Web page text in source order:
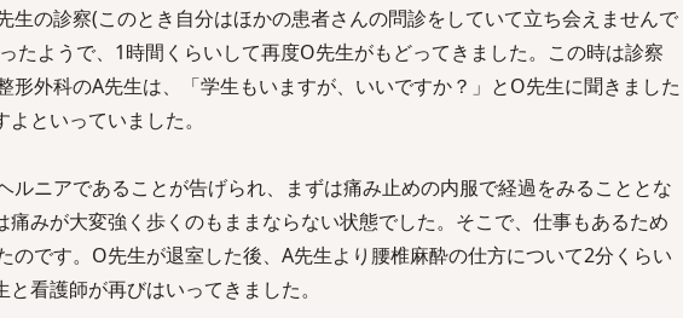
生の診察(このとき自分はほかの患者さんの問診をしていて立ち会えませんで
たようで、1時間くらいして再度O先生がもどってきました。この時は診察
形外科のA先生は、「学生もいますが、いいですか？」とO先生に聞きました
といっていました。
ルニアであることが告げられ、まずは痛み止めの内服で経過をみることとな
痛みが大変強く歩くのもままならない状態でした。そこで、仕事もあるため
のです。O先生が退室した後、A先生より腰椎麻酔の仕方について2分くらい
看護師が再びはいってきました。